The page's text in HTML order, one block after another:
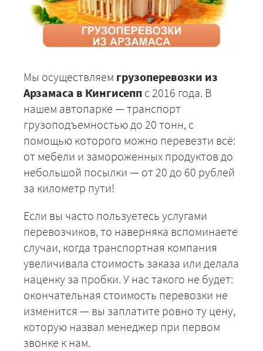
Мы осуществляем грузоперевозки из
Арзамаса в Кингисепп с 2016 года. В
нашем автопарке — транспорт
грузоподъемностью до 20 тонн, с
помощью которого можно перевезти всё:
от мебели и замороженных продуктов до
небольшой посылки — от 20 до 60 рублей
за километр пути!
Если вы часто пользуетесь услугами
перевозчиков, то наверняка вспоминаете
случаи, когда транспортная компания
увеличивала стоимость заказа или делала
наценку за пробки. У нас такого не будет:
окончательная стоимость перевозки не
изменится — вы заплатите ровно ту цену,
которую назвал менеджер при первом
звонке к нам.